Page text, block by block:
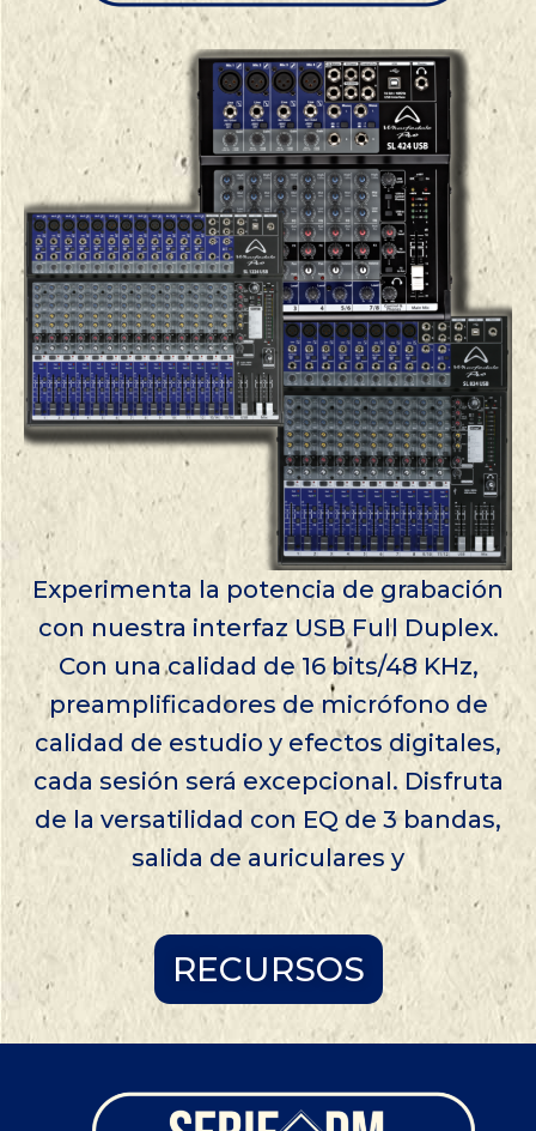
Experimenta la potencia de grabación
con nuestra interfaz USB Full Duplex.
Con una calidad de 16 bits/48 KHz,
preamplificadores de micrófono de
calidad de estudio y efectos digitales,
cada sesión será excepcional. Disfruta
de la versatilidad con EQ de 3 bandas,
salida de auriculares y
RECURSOS